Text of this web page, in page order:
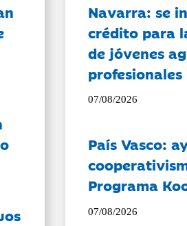
Navarra: se
crédito para
de jóvenes
profesionales
07/08/2026
País Vasco:
Programa
07/08/2026